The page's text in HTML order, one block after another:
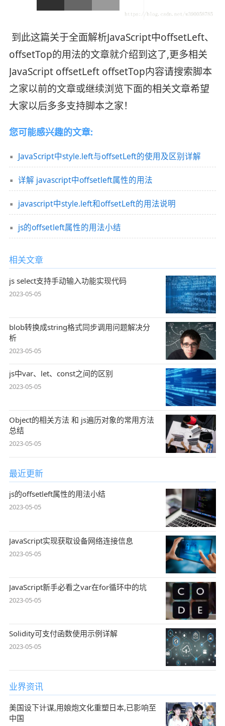
到此这篇关于全面解析JavaScript中offsetLeft、
offsetTop的用法的文章就介绍到这了,更多相关
JavaScript offsetLeft offsetTop内容请搜索脚本
之家以前的文章或继续浏览下面的相关文章希望
大家以后多多支持脚本之家！
您可能感兴趣的文章:
JavaScript中style.left与offsetLeft的使用及区别详解
详解 javascript中offsetleft属性的用法
javascript中style.left和offsetLeft的用法说明
js的offsetleft属性的用法小结
相关文章
js select支持手动输入功能实现代码
2023-05-05
blob转换成string格式同步调用问题解决分
析
2023-05-05
js中var、let、const之间的区别
2023-05-05
Object的相关方法 和 js遍历对象的常用方法
总结
2023-05-05
最近更新
js的offsetleft属性的用法小结
2023-05-05
JavaScript实现获取设备网络连接信息
2023-05-05
JavaScript新手必看之var在for循环中的坑
2023-05-05
Solidity可支付函数使用示例详解
2023-05-05
业界资讯
美国设下计谋,用娘炮文化重塑日本,已影响至
中国